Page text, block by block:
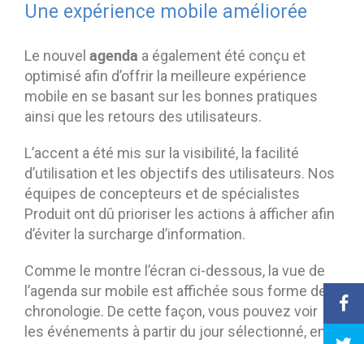
Une expérience mobile améliorée
Le nouvel agenda a également été conçu et
optimisé afin d’offrir la meilleure expérience
mobile en se basant sur les bonnes pratiques
ainsi que les retours des utilisateurs.
L’accent a été mis sur la visibilité, la facilité
d’utilisation et les objectifs des utilisateurs. Nos
équipes de concepteurs et de spécialistes
Produit ont dû prioriser les actions à afficher afin
d’éviter la surcharge d’information.
Comme le montre l’écran ci-dessous, la vue de
l’agenda sur mobile est affichée sous forme de
chronologie. De cette façon, vous pouvez voir
les événements à partir du jour sélectionné, en